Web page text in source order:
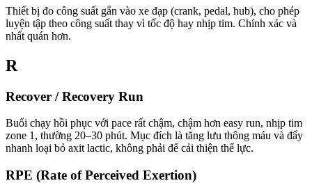
Thiết bị đo công suất gắn vào xe đạp (crank, pedal, hub), cho phép
luyện tập theo công suất thay vì tốc độ hay nhịp tim. Chính xác và
nhất quán hơn.
R
Recover / Recovery Run
Buổi chạy hồi phục với pace rất chậm, chậm hơn easy run, nhịp tim
zone 1, thường 20–30 phút. Mục đích là tăng lưu thông máu và đẩy
nhanh loại bỏ axit lactic, không phải để cải thiện thể lực.
RPE (Rate of Perceived Exertion)